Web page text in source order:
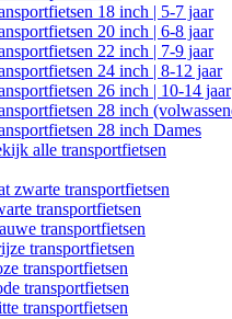
18 inch | 5-7 jaar
20 inch | 6-8 jaar
22 inch | 7-9 jaar
24 inch | 8-12 jaar
26 inch | 10-14 jaar
28 inch
28 inch Dames
alle transportfietsen
zwarte transportfietsen
transportfietsen
transportfietsen
transportfietsen
transportfietsen
transportfietsen
transportfietsen